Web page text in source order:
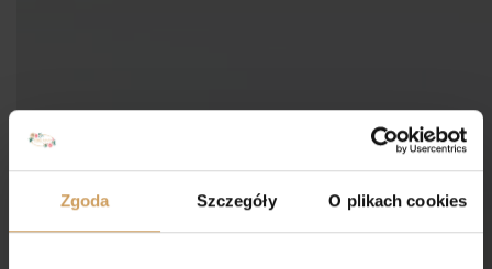
Zgoda Szczegóły O plikach cookies